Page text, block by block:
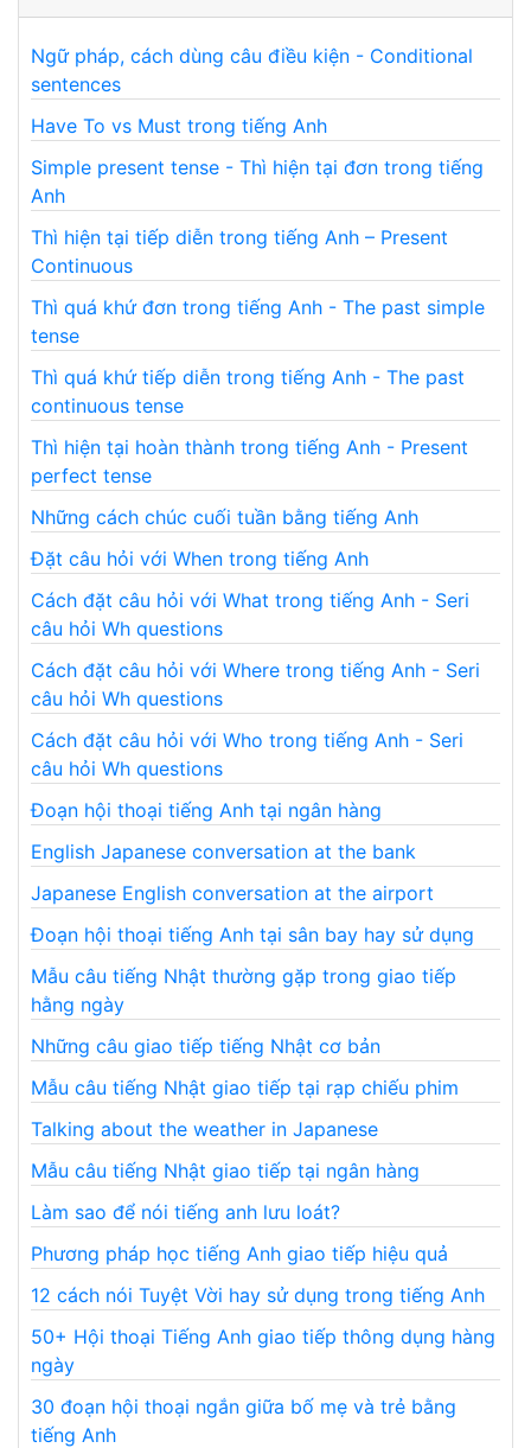
Ngữ pháp, cách dùng câu điều kiện - Conditional
sentences
Have To vs Must trong tiếng Anh
Simple present tense - Thì hiện tại đơn trong tiếng
Anh
Thì hiện tại tiếp diễn trong tiếng Anh – Present
Continuous
Thì quá khứ đơn trong tiếng Anh - The past simple
tense
Thì quá khứ tiếp diễn trong tiếng Anh - The past
continuous tense
Thì hiện tại hoàn thành trong tiếng Anh - Present
perfect tense
Những cách chúc cuối tuần bằng tiếng Anh
Đặt câu hỏi với When trong tiếng Anh
Cách đặt câu hỏi với What trong tiếng Anh - Seri
câu hỏi Wh questions
Cách đặt câu hỏi với Where trong tiếng Anh - Seri
câu hỏi Wh questions
Cách đặt câu hỏi với Who trong tiếng Anh - Seri
câu hỏi Wh questions
Đoạn hội thoại tiếng Anh tại ngân hàng
English Japanese conversation at the bank
Japanese English conversation at the airport
Đoạn hội thoại tiếng Anh tại sân bay hay sử dụng
Mẫu câu tiếng Nhật thường gặp trong giao tiếp
hằng ngày
Những câu giao tiếp tiếng Nhật cơ bản
Mẫu câu tiếng Nhật giao tiếp tại rạp chiếu phim
Talking about the weather in Japanese
Mẫu câu tiếng Nhật giao tiếp tại ngân hàng
Làm sao để nói tiếng anh lưu loát?
Phương pháp học tiếng Anh giao tiếp hiệu quả
12 cách nói Tuyệt Vời hay sử dụng trong tiếng Anh
50+ Hội thoại Tiếng Anh giao tiếp thông dụng hàng
ngày
30 đoạn hội thoại ngắn giữa bố mẹ và trẻ bằng
tiếng Anh